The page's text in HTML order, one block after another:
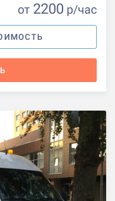
от 2200 р/час